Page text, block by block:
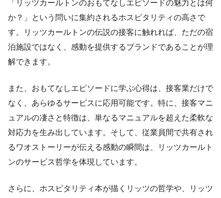
「リッツカールトンのおもてなしエピソードの魅力とは何
か？」という問いに集約されるホスピタリティの高さで
す。リッツカールトンの伝説の接客に触れれば、ただの宿
泊施設ではなく、感動を提供するブランドであることが理
解できます。
また、おもてなしエピソードに学ぶ心得は、接客業だけで
なく、あらゆるサービスに応用可能です。特に、接客マニ
ュアルの凄さと特徴は、単なるマニュアルを超えた柔軟な
対応力を生み出しています。そして、従業員間で共有され
るワオストーリーが伝える感動の瞬間は、リッツカールト
ンのサービス哲学を体現しています。
さらに、ホスピタリティ本が描くリッツの哲学や、リッツ